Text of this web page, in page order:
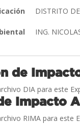
DISTRITO
ING.
de
DIA para este
Impacto
RIMA para este